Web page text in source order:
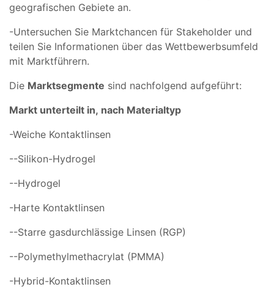
geografischen Gebiete an.
-Untersuchen Sie Marktchancen für Stakeholder und
teilen Sie Informationen über das Wettbewerbsumfeld
mit Marktführern.
Die Marktsegmente sind nachfolgend aufgeführt:
Markt unterteilt in, nach Materialtyp
-Weiche Kontaktlinsen
--Silikon-Hydrogel
--Hydrogel
-Harte Kontaktlinsen
--Starre gasdurchlässige Linsen (RGP)
--Polymethylmethacrylat (PMMA)
-Hybrid-Kontaktlinsen